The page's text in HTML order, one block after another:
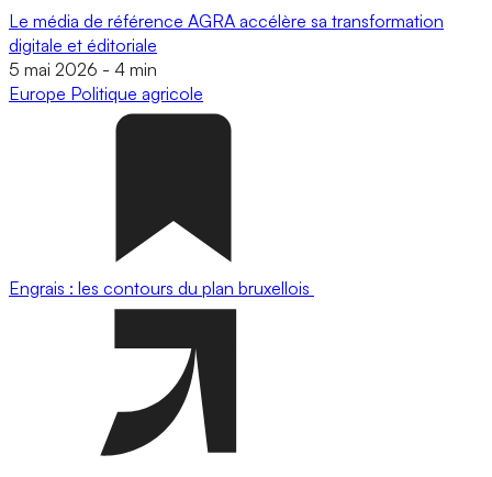
Le média de référence AGRA accélère sa transformation
digitale et éditoriale
5 mai 2026 - 4 min
Europe Politique agricole
Engrais : les contours du plan bruxellois